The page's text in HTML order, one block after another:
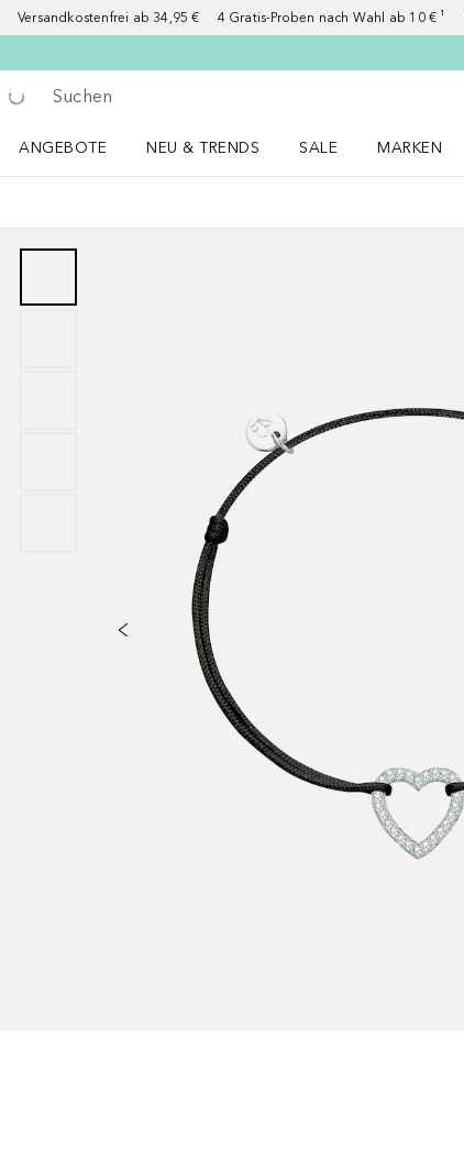
Versandkostenfrei ab 34,95 € 4 Gratis-Proben nach Wahl ab 10 € ¹
Gehe zurück
Suche ausführen
ANGEBOTE
NEU & TRENDS
SALE
MARKEN